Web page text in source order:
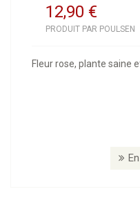
12,90 €
PRODUIT PAR POULSEN
Fleur rose, plante saine